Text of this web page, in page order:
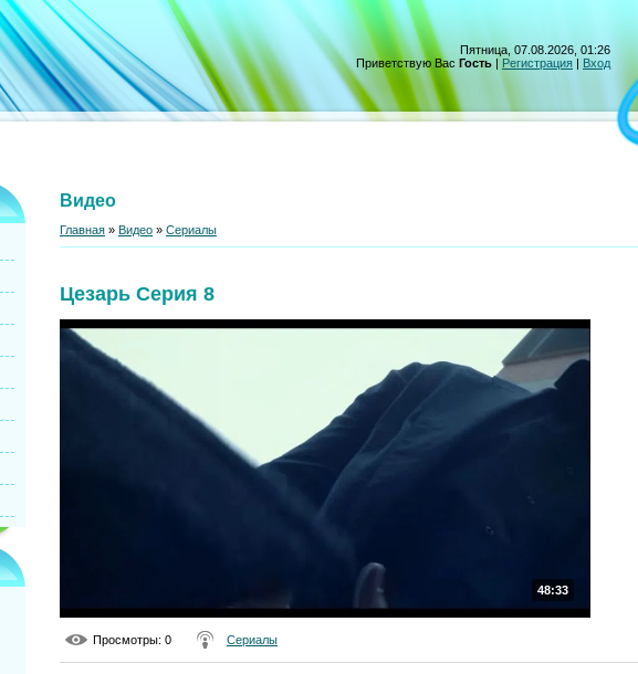
Пятница, 07.08.2026, 01:26
Приветствую Вас Гость | Регистрация | Вход
Видео
Главная » Видео » Сериалы
Цезарь Серия 8
48:33
Просмотры: 0 Сериалы